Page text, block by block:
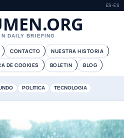
ES-ES
DAILY BRIEFING
CONTACTO
NUESTRA HISTORIA
DE COOKIES BOLETIN BLOG
POLITICA TECNOLOGIA